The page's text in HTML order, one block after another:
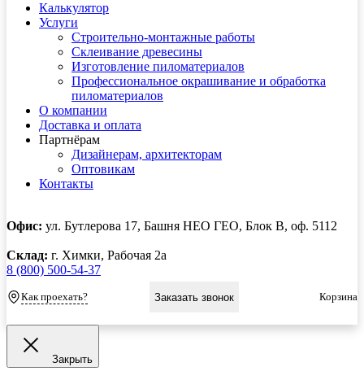
Калькулятор
Услуги
Строительно-монтажные работы
Склеивание древесины
Изготовление пиломатериалов
Профессиональное окрашивание и обработка
пиломатериалов
О компании
Доставка и оплата
Партнёрам
Дизайнерам, архитекторам
Оптовикам
Контакты
Офис: ул. Бутлерова 17, Башня НЕО ГЕО, Блок В, оф. 5112
Склад: г. Химки, Рабочая 2а
8 (800) 500-54-37
Как проехать? Заказать звонок Корзина
Закрыть